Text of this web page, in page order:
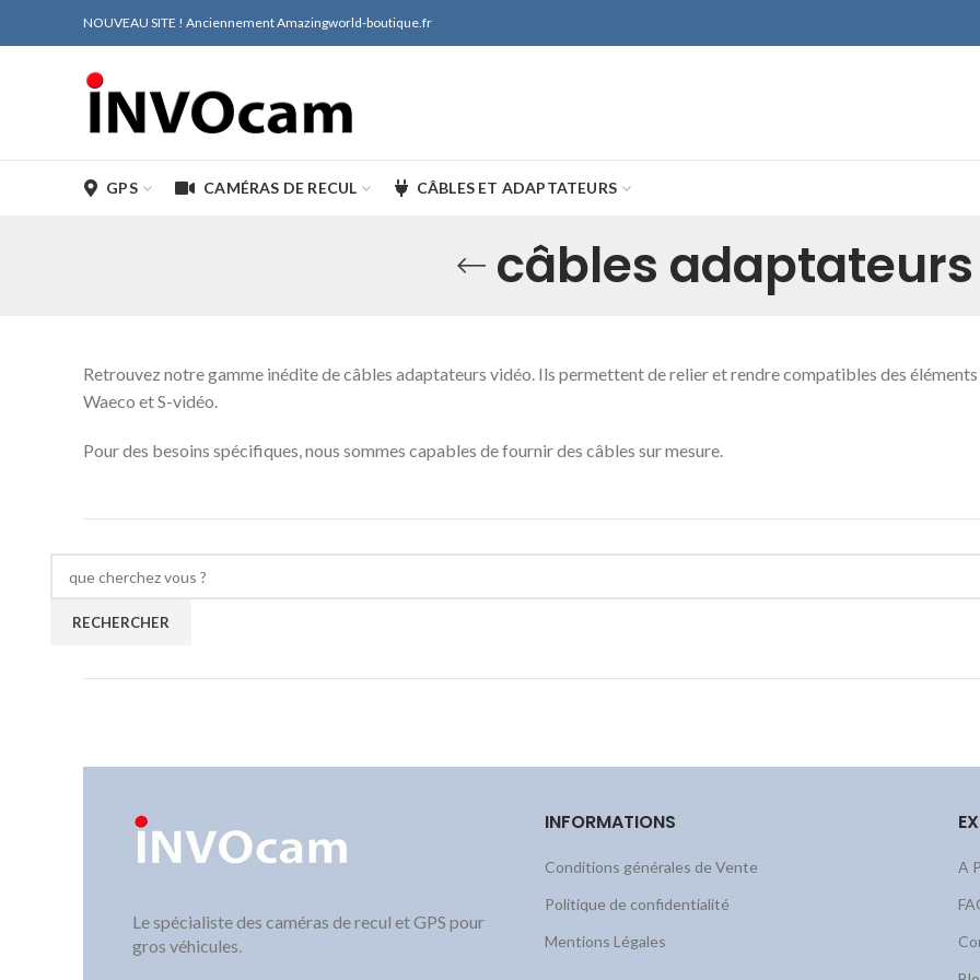
NOUVEAU SITE ! Anciennement Amazingworld-boutique.fr
GPS CAMÉRAS DE RECUL CÂBLES ET ADAPTATEURS
câbles adaptateurs
Retrouvez notre gamme inédite de câbles adaptateurs vidéo. Ils permettent de relier et rendre compatibles des
Waeco et S-vidéo.
Pour des besoins spécifiques, nous sommes capables de fournir des câbles sur mesure.
RECHERCHER
Le spécialiste des caméras de recul et GPS pour
gros véhicules.
INFORMATIONS
Conditions générales de Vente
Politique de confidentialité
Mentions Légales
A